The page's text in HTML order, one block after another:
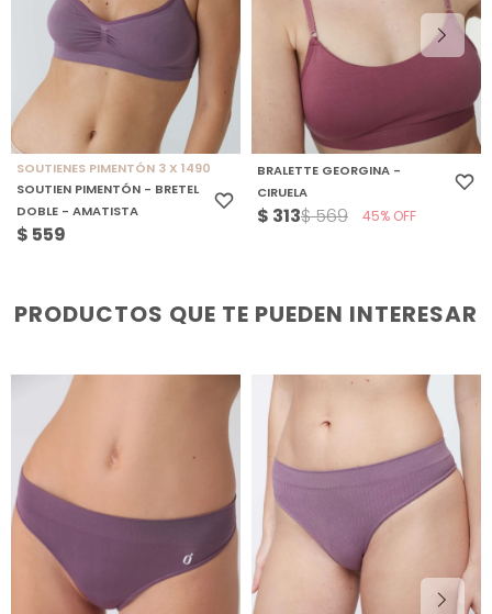
SOUTIENES PIMENTÓN 3 X 1490
SOUTIEN PIMENTÓN - BRETEL
DOBLE - AMATISTA
$ 559
BRALETTE GEORGINA -
CIRUELA
$ 313$569 45
PRODUCTOS QUE TE PUEDEN INTERESAR